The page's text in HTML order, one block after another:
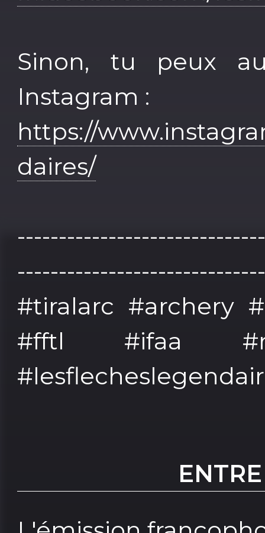
Sinon, tu peux
Instagram :
https://
daires/
#tiralarc #archery
#fftl #ifaa